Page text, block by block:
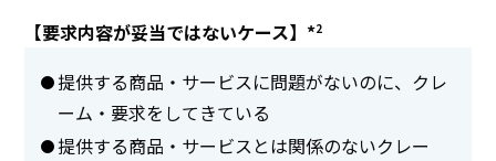
【要求内容が妥当ではないケース】*2
提供する商品・サービスに問題がないのに、クレ
ーム・要求をしてきている
提供する商品・サービスとは関係のないクレー